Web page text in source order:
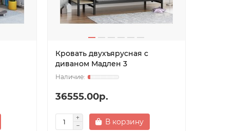
Кровать двухъярусная с
диваном Мадлен 3
36555.00р.
В корзину